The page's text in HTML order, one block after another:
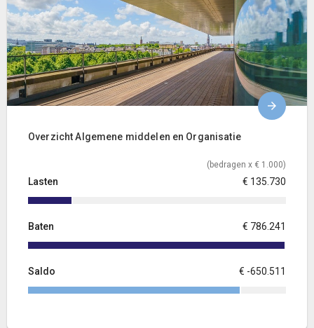
Overzicht Algemene middelen en Organisatie
(bedragen x € 1.000)
Lasten € 135.730
Baten € 786.241
Saldo € -650.511